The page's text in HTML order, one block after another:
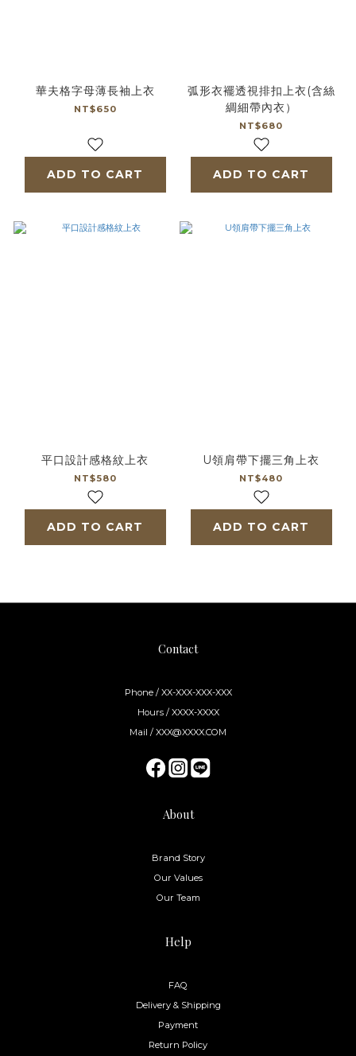
華夫格字母薄長袖上衣
NT$650
ADD TO CART
弧形衣襬透視排扣上衣(含絲
綢細帶內衣）
NT$680
ADD TO CART
平口設計感格紋上衣
NT$580
ADD TO CART
U領肩帶下擺三角上衣
NT$480
ADD TO CART
Contact
Phone / XX-XXX-XXX-XXX
Hours / XXXX-XXXX
Mail / XXX@XXXX.COM
About
Brand Story
Our Values
Our Team
Help
FAQ
Delivery & Shipping
Payment
Return Policy